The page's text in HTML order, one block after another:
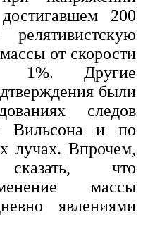
200
от скорости
1%. Другие
были
следов
Вильсона и по
лучах. Впрочем,
что
массы
явлениями